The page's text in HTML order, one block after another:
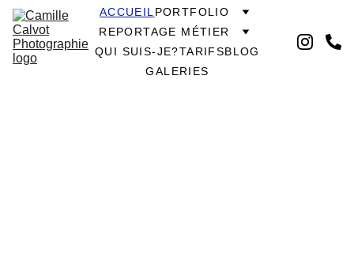
ACCUEIL PORTFOLIO
REPORTAGE MÉTIER
QUI SUIS-JE?TARIFSBLOG
GALERIES